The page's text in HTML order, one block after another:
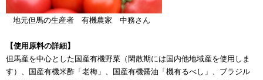
地元但馬の生産者 有機農家 中務さん
【使用原料の詳細】
但馬産を中心とした国産有機野菜（閑散期には国内他地域産を使用しま
す）、国産有機米酢「老梅」、国産有機醤油「機有るべし」、ブラジル